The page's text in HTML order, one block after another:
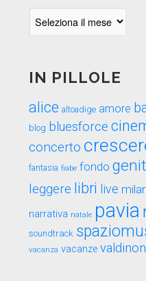
IN PILLOLE
alice altoadige amore
blog bluesforce
concerto
fantasia fiabe fondo
leggere libri live
narrativa natale pavia
soundtrack
vacanza vacanze valdinon